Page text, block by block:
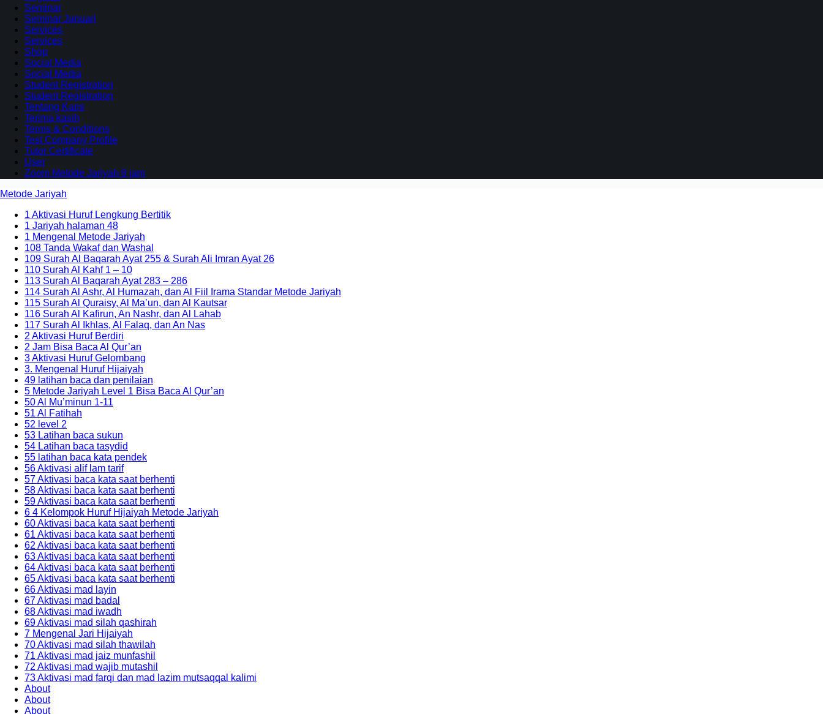
Seminar
Seminar Januari
Services
Services
Shop
Social Media
Social Media
Student Registration
Student Registration
Tentang Kami
Terima kasih
Terms & Conditions
Test Company Profile
Tutor Certificate
User
Zoom Metode Jariyah 8 jam
Metode Jariyah
1 Aktivasi Huruf Lengkung Bertitik
1 Jariyah halaman 48
1 Mengenal Metode Jariyah
108 Tanda Wakaf dan Washal
109 Surah Al Baqarah Ayat 255 & Surah Ali Imran Ayat 26
110 Surah Al Kahf 1 – 10
113 Surah Al Baqarah Ayat 283 – 286
114 Surah Al Ashr, Al Humazah, dan Al Fiil Irama Standar Metode Jariyah
115 Surah Al Quraisy, Al Ma’un, dan Al Kautsar
116 Surah Al Kafirun, An Nashr, dan Al Lahab
117 Surah Al Ikhlas, Al Falaq, dan An Nas
2 Aktivasi Huruf Berdiri
2 Jam Bisa Baca Al Qur’an
3 Aktivasi Huruf Gelombang
3. Mengenal Huruf Hijaiyah
49 latihan baca dan penilaian
5 Metode Jariyah Level 1 Bisa Baca Al Qur’an
50 Al Mu’minun 1-11
51 Al Fatihah
52 level 2
53 Latihan baca sukun
54 Latihan baca tasydid
55 latihan baca kata pendek
56 Aktivasi alif lam tarif
57 Aktivasi baca kata saat berhenti
58 Aktivasi baca kata saat berhenti
59 Aktivasi baca kata saat berhenti
6 4 Kelompok Huruf Hijaiyah Metode Jariyah
60 Aktivasi baca kata saat berhenti
61 Aktivasi baca kata saat berhenti
62 Aktivasi baca kata saat berhenti
63 Aktivasi baca kata saat berhenti
64 Aktivasi baca kata saat berhenti
65 Aktivasi baca kata saat berhenti
66 Aktivasi mad layin
67 Aktivasi mad badal
68 Aktivasi mad iwadh
69 Aktivasi mad silah qashirah
7 Mengenal Jari Hijaiyah
70 Aktivasi mad silah thawilah
71 Aktivasi mad jaiz munfashil
72 Aktivasi mad wajib mutashil
73 Aktivasi mad farqi dan mad lazim mutsaqqal kalimi
About
About
About